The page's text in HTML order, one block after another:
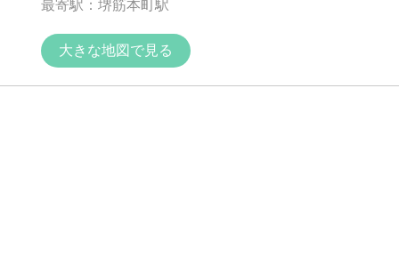
最寄駅：堺筋本町駅
大きな地図で見る